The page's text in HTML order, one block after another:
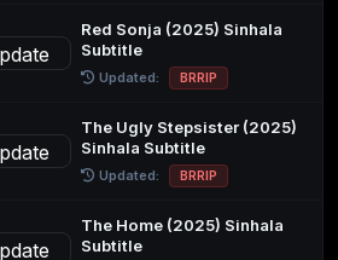
Red Sonja (2025) Sinhala
Subtitle
Updated: BRRIP
The Ugly Stepsister (2025)
Sinhala Subtitle
Updated: BRRIP
The Home (2025) Sinhala
Subtitle